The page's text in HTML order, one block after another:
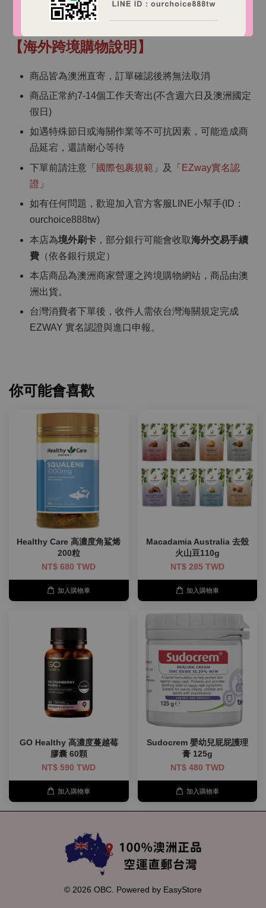
2. 懷孕/哺乳期/疾病史/服用藥物中/進行療程或手術者
【海外跨境購物說明】
商品皆為澳洲直寄，訂單確認後將無法取消
商品正常約7-14個工作天寄出(不含週六日及澳洲國定
假日)
如遇特殊節日或海關作業等不可抗因素，可能造成商
品延宕，還請耐心等待
下單前請注意「 國際包裹規範 」及「 EZway實名認
證 」
如有任何問題，歡迎加入官方客服LINE小幫手(ID：
ourchoice888tw)
本店為境外刷卡 ，部分銀行可能會收取海外交易手續
費 （依各銀行規定）
本店商品為澳洲商家營運之跨境購物網站，商品由澳
洲出貨。
台灣消費者下單後，收件人需依台灣海關規定完成
EZWAY 實名認證與進口申報。
你可能會喜歡
Healthy Care 高濃度角鯊烯
200粒
NT$ 680 TWD
加入購物車
Macadamia Australia 去殼
火山豆110g
NT$ 285 TWD
加入購物車
GO Healthy 高濃度蔓越莓
膠囊 60顆
NT$ 590 TWD
加入購物車
Sudocrem 嬰幼兒屁屁護理
膏 125g
NT$ 480 TWD
加入購物車
© 2026 OBC. Powered by EasyStore